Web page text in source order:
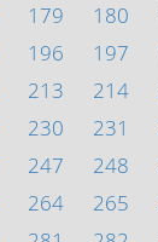
179 180
196 197
213 214
230 231
247 248
264 265